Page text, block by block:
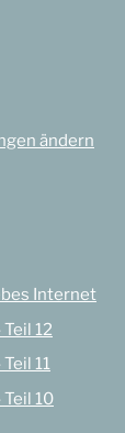
ändern
Internet
12
11
10